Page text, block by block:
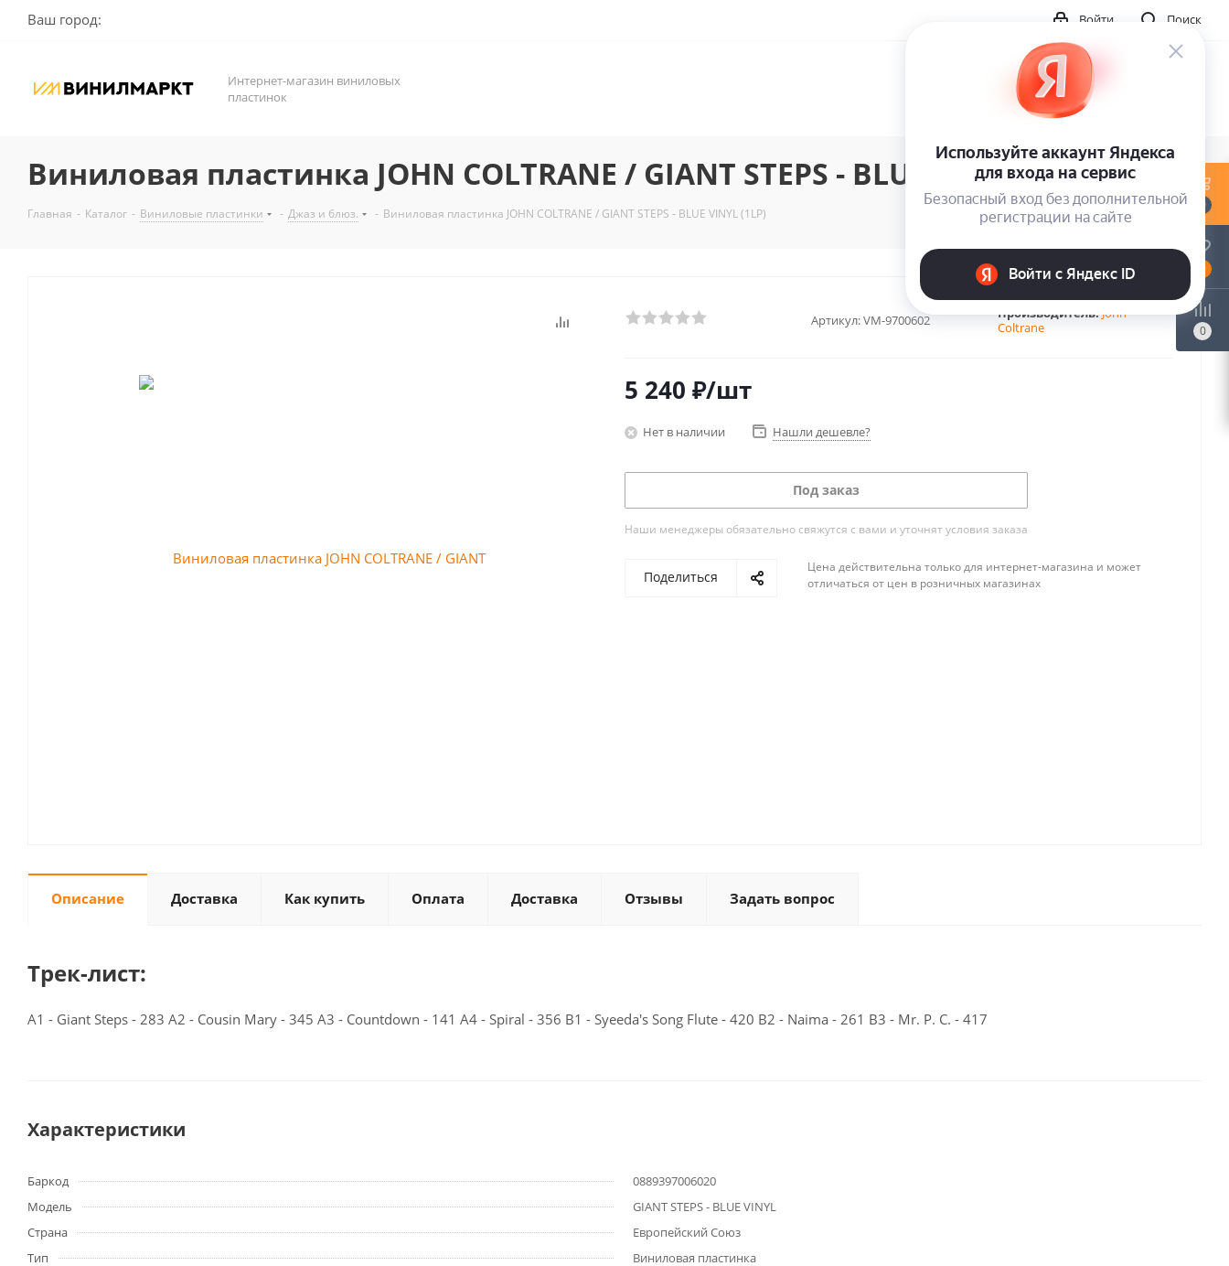
Ваш город: Поиск
Войти
Интернет-магазин виниловых
пластинок
Виниловая пластинка JOHN COLTRANE / GIANT STEPS - BLUE VINYL (1LP)
Главная - Каталог - Виниловые пластинки - Джаз и блюз. - Виниловая пластинка JOHN COLTRANE / GIANT STEPS - BLUE VINYL (1LP)
Артикул:VM-9700602 Производитель:John
Coltrane
5 240 ₽/шт
Нет в наличии Нашли дешевле?
Под заказ
Наши менеджеры обязательно свяжутся с вами и уточнят условия заказа
Поделиться
Цена действительна только для интернет-магазина и может
отличаться от цен в розничных магазинах
Описание Доставка Как купить Оплата Доставка Отзывы Задать вопрос
Трек-лист:
A1 - Giant Steps - 283 A2 - Cousin Mary - 345 A3 - Countdown - 141 A4 - Spiral - 356 B1 - Syeeda's Song Flute - 420 B2 - Naima - 261 B3 - Mr. P. C. - 417
Характеристики
Баркод
0889397006020
Модель
GIANT STEPS - BLUE VINYL
Страна
Европейский Союз
Тип
Виниловая пластинка
0
0
0